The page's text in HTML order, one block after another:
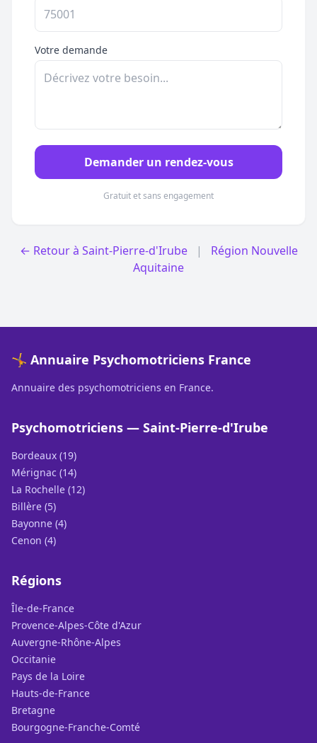
Votre demande
Demander un rendez-vous
Gratuit et sans engagement
← Retour à Saint-Pierre-d'Irube |
Région Nouvelle
Aquitaine
🤸 Annuaire Psychomotriciens France
Annuaire des psychomotriciens en France.
Psychomotriciens — Saint-Pierre-d'Irube
Bordeaux (19)
Mérignac (14)
La Rochelle (12)
Billère (5)
Bayonne (4)
Cenon (4)
Régions
Île-de-France
Provence-Alpes-Côte d'Azur
Auvergne-Rhône-Alpes
Occitanie
Pays de la Loire
Hauts-de-France
Bretagne
Bourgogne-Franche-Comté